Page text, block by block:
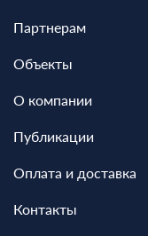
Партнерам
Объекты
О компании
Публикации
Оплата и доставка
Контакты